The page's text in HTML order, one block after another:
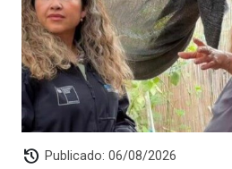
history Publicado: 06/08/2026